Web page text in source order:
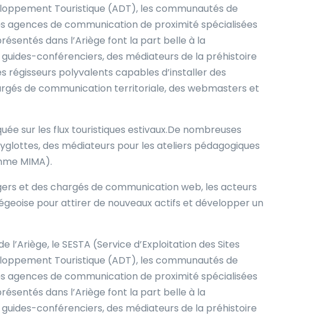
Touristique (ADT), les communautés de
agences de communication de proximité spécialisées
dans l’Ariège font la part belle à la
conférenciers, des médiateurs de la préhistoire
régisseurs polyvalents capables d’installer des
de communication territoriale, des webmasters et
sur les flux touristiques estivaux.De nombreuses
des médiateurs pour les ateliers pédagogiques
MIMA).
et des chargés de communication web, les acteurs
pour attirer de nouveaux actifs et développer un
le SESTA (Service d’Exploitation des Sites
Touristique (ADT), les communautés de
agences de communication de proximité spécialisées
dans l’Ariège font la part belle à la
conférenciers, des médiateurs de la préhistoire